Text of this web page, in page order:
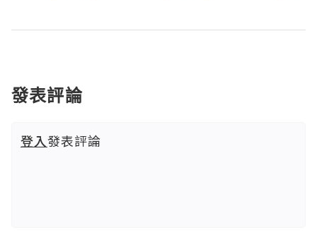
發表評論
登入發表評論